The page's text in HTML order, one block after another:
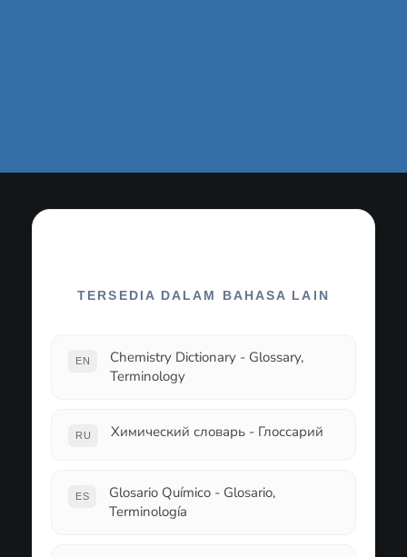
TERSEDIA DALAM BAHASA LAIN
EN
Chemistry Dictionary - Glossary,
Terminology
RU Химический словарь - Глоссарий
ES
Glosario Químico - Glosario,
Terminología